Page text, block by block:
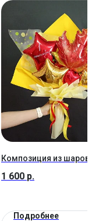
Композиция из шаров
1 600 р.
Подробнее